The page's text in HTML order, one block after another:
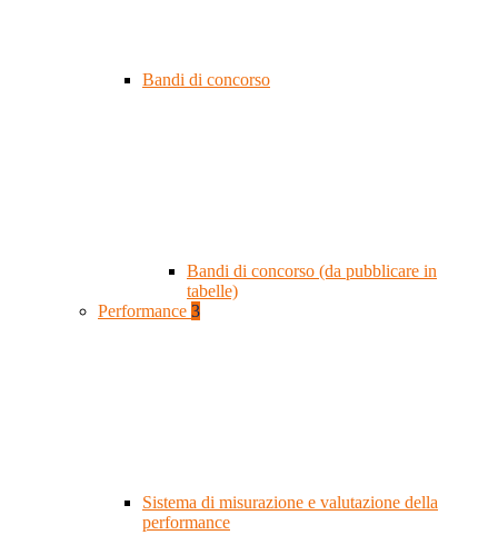
Bandi di concorso
Bandi di concorso (da pubblicare in
tabelle)
Performance 3
Sistema di misurazione e valutazione della
performance